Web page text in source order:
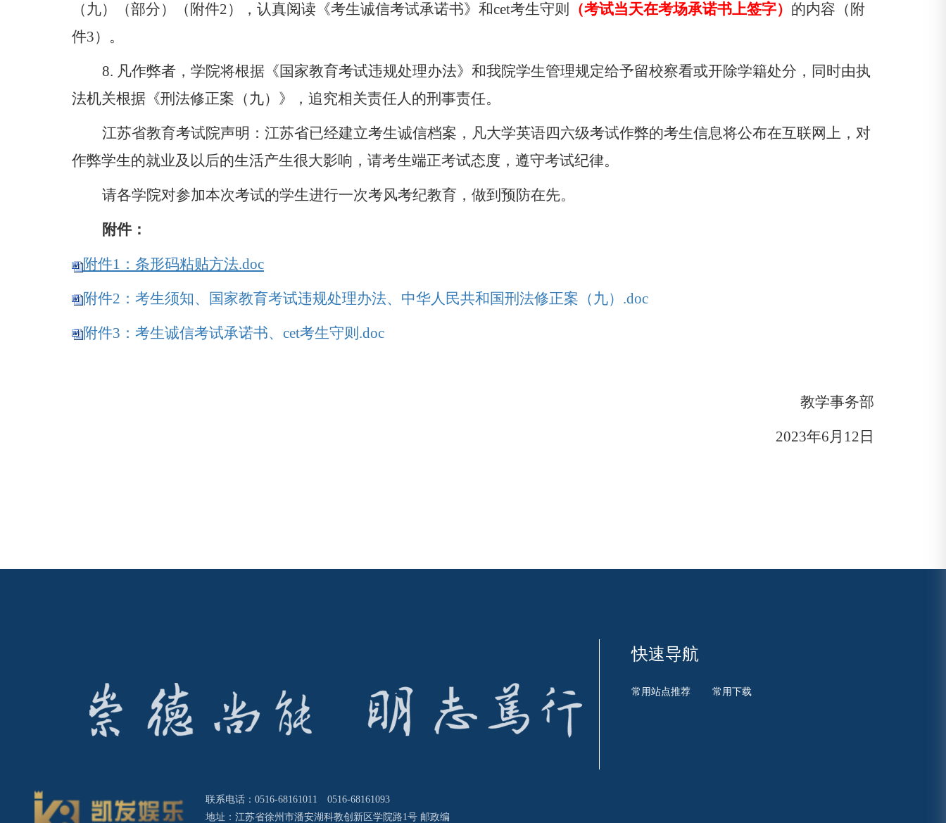
（九）（部分）（附件2），认真阅读《考生诚信考试承诺书》和cet考生守则 （考试当天在考场承诺书上签字） 的内容（附
件3）。
8. 凡作弊者，学院将根据《国家教育考试违规处理办法》和我院学生管理规定给予留校察看或开除学籍处分，同时由执
法机关根据《刑法修正案（九）》，追究相关责任人的刑事责任。
江苏省教育考试院声明：江苏省已经建立考生诚信档案，凡大学英语四六级考试作弊的考生信息将公布在互联网上，对
作弊学生的就业及以后的生活产生很大影响，请考生端正考试态度，遵守考试纪律。
请各学院对参加本次考试的学生进行一次考风考纪教育，做到预防在先。
附件：
附件1：条形码粘贴方法.doc
附件2：考生须知、国家教育考试违规处理办法、中华人民共和国刑法修正案（九）.doc
附件3：考生诚信考试承诺书、cet考生守则.doc
教学事务部
2023年6月 12 日
快速导航
常用站点推荐 常用下载
联系电话：0516-68161011 0516-68161093
地址：江苏省徐州市潘安湖科教创新区学院路1号 邮政编